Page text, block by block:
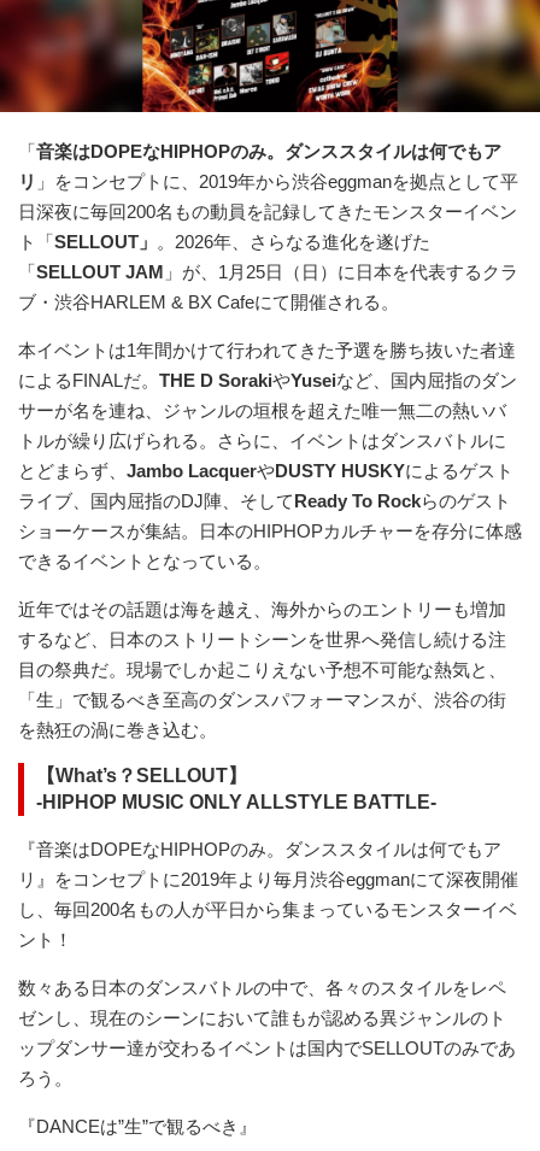
「音楽はDOPEなHIPHOPのみ。ダンススタイルは何でもア
リ 」をコンセプトに、2019年から渋谷eggmanを拠点として平
日深夜に毎回200名もの動員を記録してきたモンスターイベン
ト「SELLOUT」 。2026年、さらなる進化を遂げた
「SELLOUT JAM 」が、1月25日（日）に日本を代表するクラ
ブ・渋谷HARLEM & BX Cafeにて開催される。
本イベントは1年間かけて行われてきた予選を勝ち抜いた者達
によるFINALだ。 THE D SorakiやYuseiなど、国内屈指のダン
サーが名を連ね、ジャンルの垣根を超えた唯一無二の熱いバ
トルが繰り広げられる。さらに、イベントはダンスバトルに
とどまらず、 Jambo LacquerやDUSTY HUSKYによるゲスト
ライブ、国内屈指のDJ陣、そしてReady To Rockらのゲスト
ショーケースが集結。日本のHIPHOPカルチャーを存分に体感
できるイベントとなっている。
近年ではその話題は海を越え、海外からのエントリーも増加
するなど、日本のストリートシーンを世界へ発信し続ける注
目の祭典だ。現場でしか起こりえない予想不可能な熱気と、
「生」で観るべき至高のダンスパフォーマンスが、渋谷の街
を熱狂の渦に巻き込む。
【What’s？SELLOUT】
-HIPHOP MUSIC ONLY ALLSTYLE BATTLE-
『音楽はDOPEなHIPHOPのみ。ダンススタイルは何でもア
リ』をコンセプトに2019年より毎月渋谷eggmanにて深夜開催
し、毎回200名もの人が平日から集まっているモンスターイベ
ント！
数々ある日本のダンスバトルの中で、各々のスタイルをレペ
ゼンし、現在のシーンにおいて誰もが認める異ジャンルのト
ップダンサー達が交わるイベントは国内でSELLOUTのみであ
ろう。
『DANCEは”生”で観るべき』